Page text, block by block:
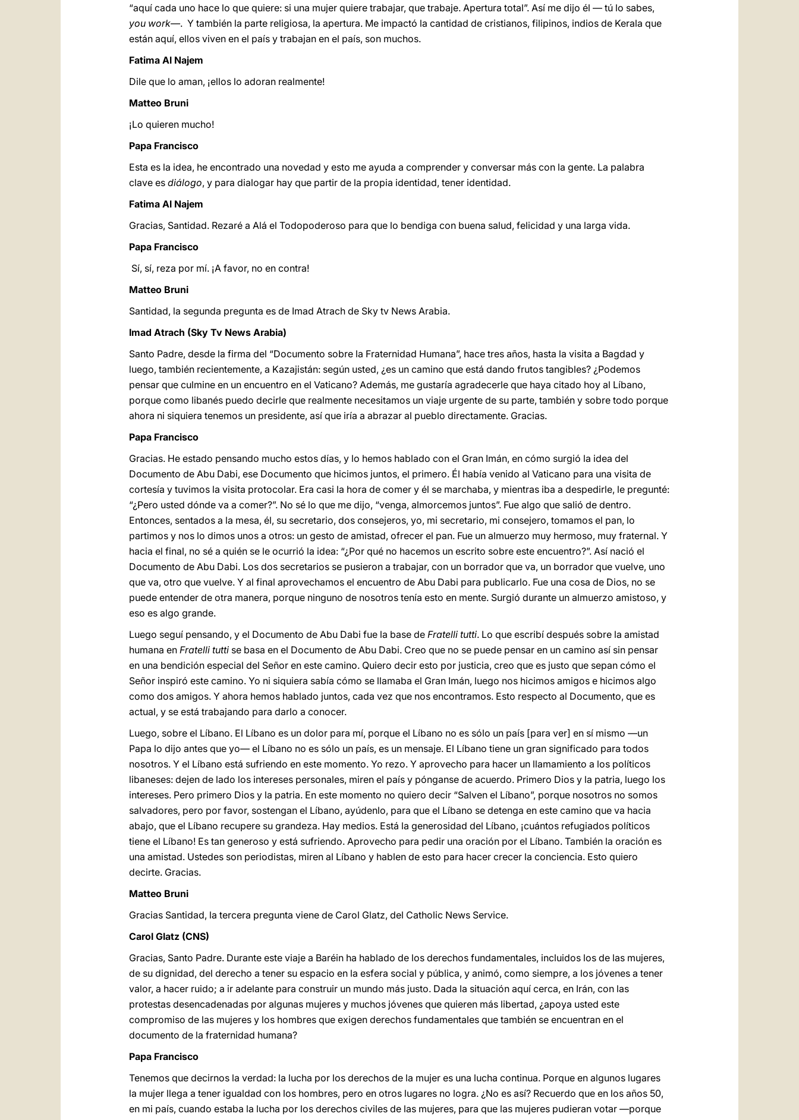
“aquí cada uno hace lo que quiere: si una mujer quiere trabajar, que trabaje. Apertura total”. Así me dijo él — tú lo sabes,
you work—. Y también la parte religiosa, la apertura. Me impactó la cantidad de cristianos, filipinos, indios de Kerala que
están aquí, ellos viven en el país y trabajan en el país, son muchos.
Fatima Al Najem
Dile que lo aman, ¡ellos lo adoran realmente!
Matteo Bruni
¡Lo quieren mucho!
Papa Francisco
Esta es la idea, he encontrado una novedad y esto me ayuda a comprender y conversar más con la gente. La palabra
clave es diálogo, y para dialogar hay que partir de la propia identidad, tener identidad.
Fatima Al Najem
Gracias, Santidad. Rezaré a Alá el Todopoderoso para que lo bendiga con buena salud, felicidad y una larga vida.
Papa Francisco
Sí, sí, reza por mí. ¡A favor, no en contra!
Matteo Bruni
Santidad, la segunda pregunta es de Imad Atrach de Sky tv News Arabia.
Imad Atrach (Sky Tv News Arabia)
Santo Padre, desde la firma del “Documento sobre la Fraternidad Humana”, hace tres años, hasta la visita a Bagdad y
luego, también recientemente, a Kazajistán: según usted, ¿es un camino que está dando frutos tangibles? ¿Podemos
pensar que culmine en un encuentro en el Vaticano? Además, me gustaría agradecerle que haya citado hoy al Líbano,
porque como libanés puedo decirle que realmente necesitamos un viaje urgente de su parte, también y sobre todo porque
ahora ni siquiera tenemos un presidente, así que iría a abrazar al pueblo directamente. Gracias.
Papa Francisco
Gracias. He estado pensando mucho estos días, y lo hemos hablado con el Gran Imán, en cómo surgió la idea del
Documento de Abu Dabi, ese Documento que hicimos juntos, el primero. Él había venido al Vaticano para una visita de
cortesía y tuvimos la visita protocolar. Era casi la hora de comer y él se marchaba, y mientras iba a despedirle, le pregunté:
“¿Pero usted dónde va a comer?”. No sé lo que me dijo, “venga, almorcemos juntos”. Fue algo que salió de dentro.
Entonces, sentados a la mesa, él, su secretario, dos consejeros, yo, mi secretario, mi consejero, tomamos el pan, lo
partimos y nos lo dimos unos a otros: un gesto de amistad, ofrecer el pan. Fue un almuerzo muy hermoso, muy fraternal. Y
hacia el final, no sé a quién se le ocurrió la idea: “¿Por qué no hacemos un escrito sobre este encuentro?”. Así nació el
Documento de Abu Dabi. Los dos secretarios se pusieron a trabajar, con un borrador que va, un borrador que vuelve, uno
que va, otro que vuelve. Y al final aprovechamos el encuentro de Abu Dabi para publicarlo. Fue una cosa de Dios, no se
puede entender de otra manera, porque ninguno de nosotros tenía esto en mente. Surgió durante un almuerzo amistoso, y
eso es algo grande.
Luego seguí pensando, y el Documento de Abu Dabi fue la base de Fratelli tutti. Lo que escribí después sobre la amistad
humana en Fratelli tutti se basa en el Documento de Abu Dabi. Creo que no se puede pensar en un camino así sin pensar
en una bendición especial del Señor en este camino. Quiero decir esto por justicia, creo que es justo que sepan cómo el
Señor inspiró este camino. Yo ni siquiera sabía cómo se llamaba el Gran Imán, luego nos hicimos amigos e hicimos algo
como dos amigos. Y ahora hemos hablado juntos, cada vez que nos encontramos. Esto respecto al Documento, que es
actual, y se está trabajando para darlo a conocer.
Luego, sobre el Líbano. El Líbano es un dolor para mí, porque el Líbano no es sólo un país [para ver] en sí mismo —un
Papa lo dijo antes que yo— el Líbano no es sólo un país, es un mensaje. El Líbano tiene un gran significado para todos
nosotros. Y el Líbano está sufriendo en este momento. Yo rezo. Y aprovecho para hacer un llamamiento a los políticos
libaneses: dejen de lado los intereses personales, miren el país y pónganse de acuerdo. Primero Dios y la patria, luego los
intereses. Pero primero Dios y la patria. En este momento no quiero decir “Salven el Líbano”, porque nosotros no somos
salvadores, pero por favor, sostengan el Líbano, ayúdenlo, para que el Líbano se detenga en este camino que va hacia
abajo, que el Líbano recupere su grandeza. Hay medios. Está la generosidad del Líbano, ¡cuántos refugiados políticos
tiene el Líbano! Es tan generoso y está sufriendo. Aprovecho para pedir una oración por el Líbano. También la oración es
una amistad. Ustedes son periodistas, miren al Líbano y hablen de esto para hacer crecer la conciencia. Esto quiero
decirte. Gracias.
Matteo Bruni
Gracias Santidad, la tercera pregunta viene de Carol Glatz, del Catholic News Service.
Carol Glatz (CNS)
Gracias, Santo Padre. Durante este viaje a Baréin ha hablado de los derechos fundamentales, incluidos los de las mujeres,
de su dignidad, del derecho a tener su espacio en la esfera social y pública, y animó, como siempre, a los jóvenes a tener
valor, a hacer ruido; a ir adelante para construir un mundo más justo. Dada la situación aquí cerca, en Irán, con las
protestas desencadenadas por algunas mujeres y muchos jóvenes que quieren más libertad, ¿apoya usted este
compromiso de las mujeres y los hombres que exigen derechos fundamentales que también se encuentran en el
documento de la fraternidad humana?
Papa Francisco
Tenemos que decirnos la verdad: la lucha por los derechos de la mujer es una lucha continua. Porque en algunos lugares
la mujer llega a tener igualdad con los hombres, pero en otros lugares no logra. ¿No es así? Recuerdo que en los años 50,
en mi país, cuando estaba la lucha por los derechos civiles de las mujeres, para que las mujeres pudieran votar —porque